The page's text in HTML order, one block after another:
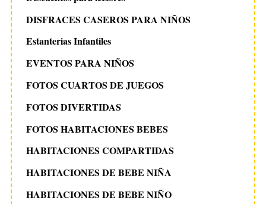
DISFRACES CASEROS PARA NIÑOS
Estanterias Infantiles
EVENTOS PARA NIÑOS
FOTOS CUARTOS DE JUEGOS
FOTOS DIVERTIDAS
FOTOS HABITACIONES BEBES
HABITACIONES COMPARTIDAS
HABITACIONES DE BEBE NIÑA
HABITACIONES DE BEBE NIÑO